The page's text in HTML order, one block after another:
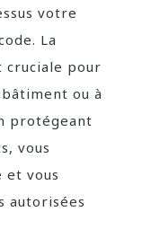
votre
La
pour
ou à
protégeant
vous
et vous
autorisées